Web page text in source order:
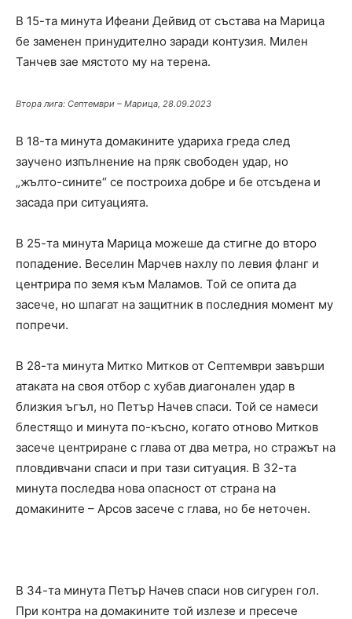
В 15-та минута Ифеани Дейвид от състава на Марица
бе заменен принудително заради контузия. Милен
Танчев зае мястото му на терена.
Втора лига: Септември – Марица, 28.09.2023
В 18-та минута домакините удариха греда след
заучено изпълнение на пряк свободен удар, но
„жълто-сините“ се построиха добре и бе отсъдена и
засада при ситуацията.
В 25-та минута Марица можеше да стигне до второ
попадение. Веселин Марчев нахлу по левия фланг и
центрира по земя към Маламов. Той се опита да
засече, но шпагат на защитник в последния момент му
попречи.
В 28-та минута Митко Митков от Септември завърши
атаката на своя отбор с хубав диагонален удар в
близкия ъгъл, но Петър Начев спаси. Той се намеси
блестящо и минута по-късно, когато отново Митков
засече центриране с глава от два метра, но стражът на
пловдивчани спаси и при тази ситуация. В 32-та
минута последва нова опасност от страна на
домакините – Арсов засече с глава, но бе неточен.
В 34-та минута Петър Начев спаси нов сигурен гол.
При контра на домакините той излезе и пресече